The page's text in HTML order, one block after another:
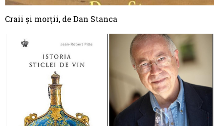
Craii și morții, de Dan Stanca